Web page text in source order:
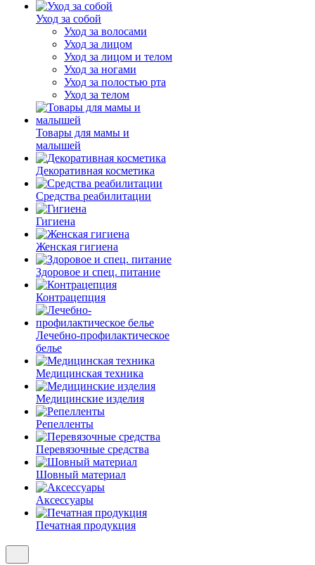
Уход за собой
Уход за волосами
Уход за лицом
Уход за лицом и телом
Уход за ногами
Уход за полостью рта
Уход за телом
Товары для мамы и
малышей
Декоративная косметика
Средства реабилитации
Гигиена
Женская гигиена
Здоровое и спец. питание
Контрацепция
Лечебно-профилактическое
белье
Медицинская техника
Медицинские изделия
Репелленты
Перевязочные средства
Шовный материал
Аксессуары
Печатная продукция